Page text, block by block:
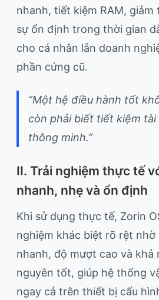
nhanh, tiết kiệm RAM, giảm
sự ổn định trong thời gian
cho cá nhân lẫn doanh
phần cứng cũ.
“Một hệ điều hành tốt
còn phải biết tiết kiệm
thông minh.”
II. Trải nghiệm thực tế
nhanh, nhẹ và ổn định
Khi sử dụng thực tế, Zorin
nghiệm khác biệt rõ rệt
nhanh, độ mượt cao và khả
nguyên tốt, giúp hệ thống
ngay cả trên thiết bị cấu